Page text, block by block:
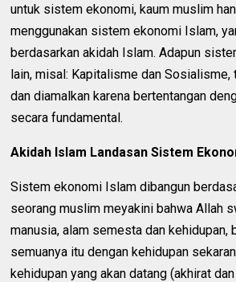
untuk sistem ekonomi, kaum muslim
menggunakan sistem ekonomi Islam,
berdasarkan akidah Islam. Adapun
lain, misal: Kapitalisme dan
dan diamalkan karena bertentangan
secara fundamental.
Akidah Islam Landasan Sistem
Sistem ekonomi Islam dibangun
seorang muslim meyakini bahwa Allah
manusia, alam semesta dan kehidupan,
semuanya itu dengan kehidupan
kehidupan yang akan datang (akhirat